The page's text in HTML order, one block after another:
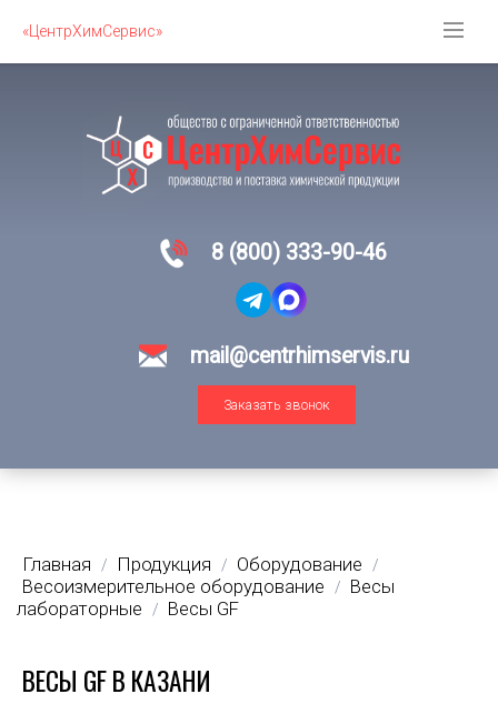
«ЦентрХимСервис»
8 (800) 333-90-46
mail@centrhimservis.ru
Заказать звонок
Главная / Продукция / Оборудование /
Весоизмерительное оборудование /
Весы
лабораторные
/ Весы GF
ВЕСЫ GF В КАЗАНИ